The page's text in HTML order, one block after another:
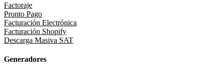
Factoraje
Pronto Pago
Facturación Electrónica
Facturación Shopify
Descarga Masiva SAT
Generadores